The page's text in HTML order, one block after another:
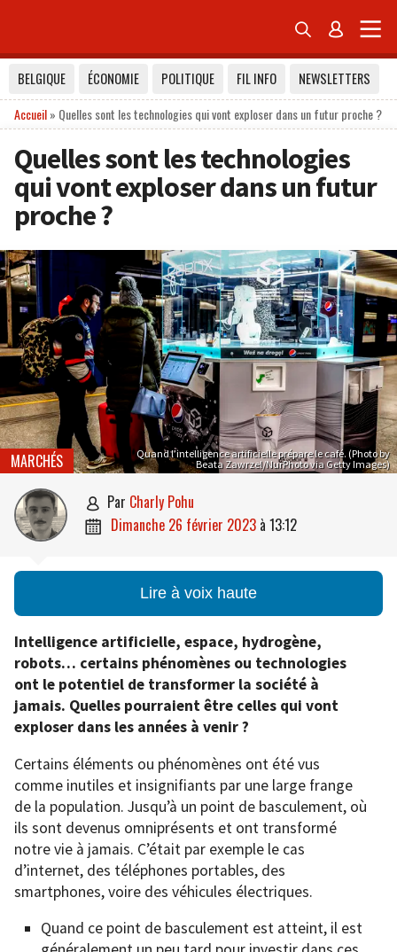
 
BELGIQUE ÉCONOMIE POLITIQUE FIL INFO
NEWSLETTERS
Accueil» Quelles sont les technologies qui vont exploser dans un futur proche ?
Quelles sont les technologies
qui vont exploser dans un futur
proche ?
Quand l’intelligence artificielle prépare le café. (Photo by
Beata Zawrzel/NurPhoto via Getty Images)
MARCHÉS
 par Charly Pohu
 dimanche 26 février 2023 à 13:12
Lire à voix haute
Intelligence artificielle, espace, hydrogène,
robots… certains phénomènes ou technologies
ont le potentiel de transformer la société à
jamais. Quelles pourraient être celles qui vont
exploser dans les années à venir ?
Certains éléments ou phénomènes ont été vus
comme inutiles et insignifiants par une large frange
de la population. Jusqu’à un point de basculement, où
ils sont devenus omniprésents et ont transformé
notre vie à jamais. C’était par exemple le cas
d’internet, des téléphones portables, des
smartphones, voire des véhicules électriques.
Quand ce point de basculement est atteint, il est